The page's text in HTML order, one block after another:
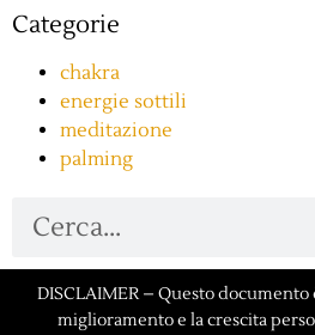
Categorie
chakra
energie sottili
meditazione
palming
DISCLAIMER – Questo
miglioramento e la crescita